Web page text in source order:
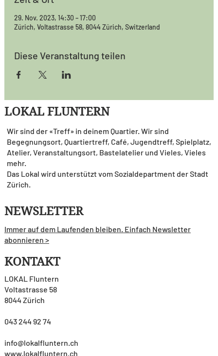
29. Nov. 2023, 14:30 – 17:00
Zürich, Voltastrasse 58, 8044 Zürich, Switzerland
Diese Veranstaltung teilen
KONTAKT
LOKAL Fluntern
Voltastrasse 58
8044 Zürich
043 244 92 74
info@lokalfluntern.ch
www.lokalfluntern.ch
LOKAL FLUNTERN
Wir sind der «Treff» in deinem Quartier. Wir sind
Begegnungsort, Quartiertreff, Café, Jugendtreff, Spielplatz,
Atelier, Veranstaltungsort, Bastelatelier und Vieles, Vieles
mehr.
Das Lokal wird unterstützt vom Sozialdepartment der Stadt
Zürich.
NEWSLETTER
Immer auf dem Laufenden bleiben. Einfach Newsletter
abonnieren >